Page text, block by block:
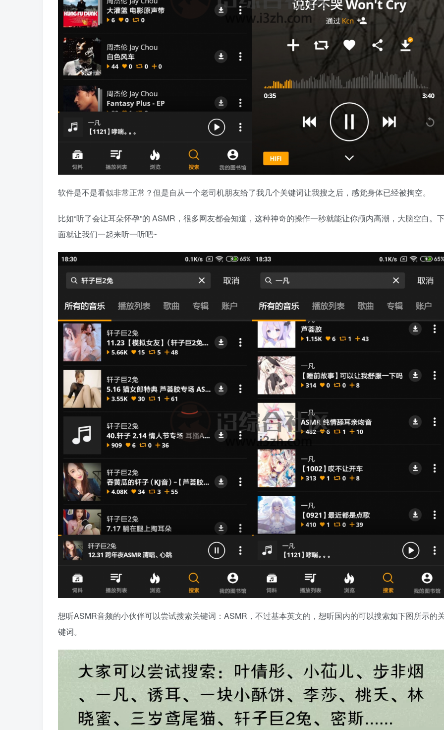
软件是不是看似非常正常？但是自从一个老司机朋友给了我几个关键词让我搜之后，感觉身体已经被掏空。
比如“听了会让耳朵怀孕”的 ASMR，很多网友都会知道，这种神奇的操作一秒就能让你颅内高潮，大脑空白。
面就让我们一起来听一听吧~
想听ASMR音频的小伙伴可以尝试搜索关键词：ASMR，不过基本英文的，想听国内的可以搜索如下图所示的
键词。